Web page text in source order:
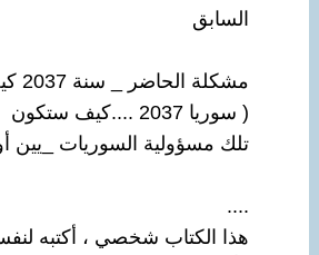
السابق
مشكلة الحاضر _ سنة 2037 كيف ستكون ؟!
( سوريا 2037 ....كيف ستكون
تلك مسؤولية السوريات _يين
....
هذا الكتاب شخصي ، أكتبه